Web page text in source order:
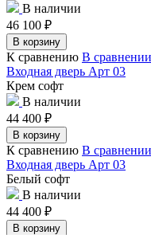
В наличии
46 100 ₽
В корзину
К сравнению В сравнении
Входная дверь Арт 03
Крем софт
В наличии
44 400 ₽
В корзину
К сравнению В сравнении
Входная дверь Арт 03
Белый софт
В наличии
44 400 ₽
В корзину